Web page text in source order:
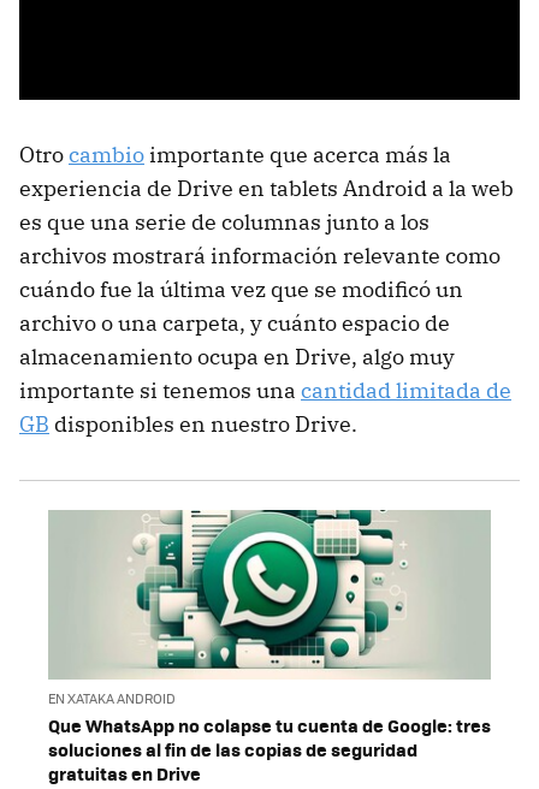
Otrocambio importante que acerca más la
experiencia de Drive en tablets Android a la web
es que una serie de columnas junto a los
archivos mostrará información relevante como
cuándo fue la última vez que se modificó un
archivo o una carpeta, y cuánto espacio de
almacenamiento ocupa en Drive, algo muy
importante si tenemos una cantidad limitada de
GB disponibles en nuestro Drive.
EN XATAKA ANDROID
Que WhatsApp no colapse tu cuenta de Google: tres
soluciones al fin de las copias de seguridad
gratuitas en Drive